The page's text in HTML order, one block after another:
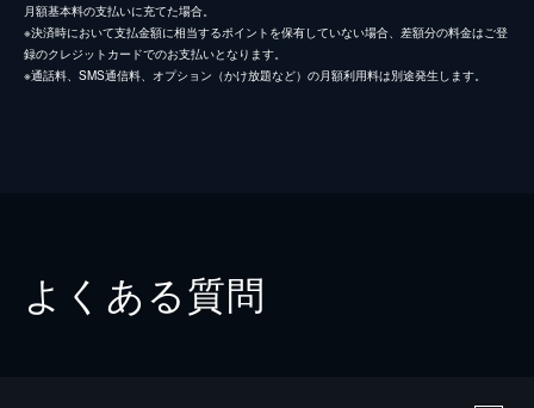
月額基本料の支払いに充てた場合。
※決済時において支払金額に相当するポイントを保有していない場合、差額分の料金はご登
録のクレジットカードでのお支払いとなります。
※通話料、SMS通信料、オプション（かけ放題など）の月額利用料は別途発生します。
よくある質問